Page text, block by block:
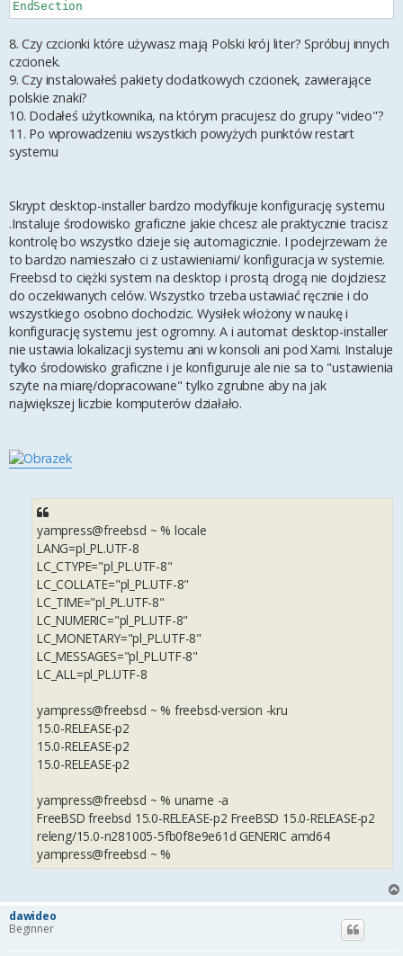
8. Czy czcionki które używasz mają Polski krój liter? Spróbuj innych
czcionek.
9. Czy instalowałeś pakiety dodatkowych czcionek, zawierające
polskie znaki?
10. Dodałeś użytkownika, na którym pracujesz do grupy "video"?
11. Po wprowadzeniu wszystkich powyżych punktów restart
systemu
Skrypt desktop-installer bardzo modyfikuje konfigurację systemu
.Instaluje środowisko graficzne jakie chcesz ale praktycznie tracisz
kontrolę bo wszystko dzieje się automagicznie. I podejrzewam że
to bardzo namieszało ci z ustawieniami/ konfiguracja w systemie.
Freebsd to ciężki system na desktop i prostą drogą nie dojdziesz
do oczekiwanych celów. Wszystko trzeba ustawiać ręcznie i do
wszystkiego osobno dochodzic. Wysiłek włożony w naukę i
konfigurację systemu jest ogromny. A i automat desktop-installer
nie ustawia lokalizacji systemu ani w konsoli ani pod Xami. Instaluje
tylko środowisko graficzne i je konfiguruje ale nie sa to "ustawienia
szyte na miarę/dopracowane" tylko zgrubne aby na jak
największej liczbie komputerów działało.
yampress@freebsd ~ % locale
LANG=pl_PL.UTF-8
LC_CTYPE="pl_PL.UTF-8"
LC_COLLATE="pl_PL.UTF-8"
LC_TIME="pl_PL.UTF-8"
LC_NUMERIC="pl_PL.UTF-8"
LC_MONETARY="pl_PL.UTF-8"
LC_MESSAGES="pl_PL.UTF-8"
LC_ALL=pl_PL.UTF-8
yampress@freebsd ~ % freebsd-version -kru
15.0-RELEASE-p2
15.0-RELEASE-p2
15.0-RELEASE-p2
yampress@freebsd ~ % uname -a
FreeBSD freebsd 15.0-RELEASE-p2 FreeBSD 15.0-RELEASE-p2
releng/15.0-n281005-5fb0f8e9e61d GENERIC amd64
yampress@freebsd ~ %
dawideo
Beginner